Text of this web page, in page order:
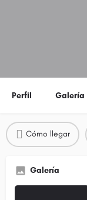
Perfil Galería
Cómo llegar
Galería